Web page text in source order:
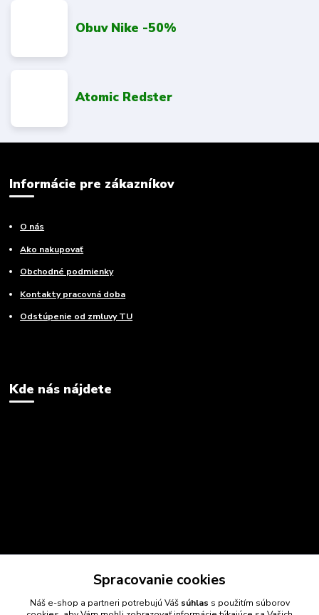
Obuv Nike -50%
Atomic Redster
Informácie pre zákazníkov
O nás
Ako nakupovať
Obchodné podmienky
Kontakty pracovná doba
Odstúpenie od zmluvy TU
Kde nás nájdete
Spracovanie cookies
Náš e-shop a partneri potrebujú Váš súhlas s použitím súborov